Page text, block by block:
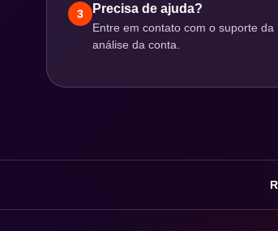
3 Precisa de ajuda?
Entre em contato com o suporte da
análise da conta.